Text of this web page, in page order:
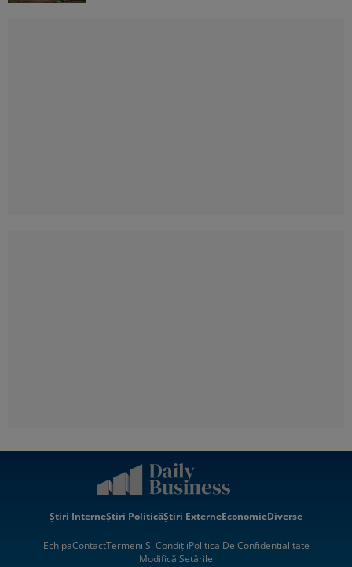
Știri InterneȘtiri PoliticăȘtiri ExterneEconomieDiverse
EchipaContactTermeni Si CondițiiPolitica De Confidentialitate
Modifică Setările